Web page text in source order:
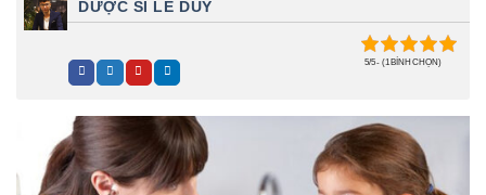
DƯỢC SĨ LÊ DUY
5/5 - (1 BÌNH CHỌN)